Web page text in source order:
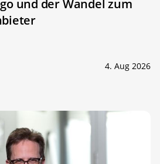
und der Wandel zum
4. Aug 2026